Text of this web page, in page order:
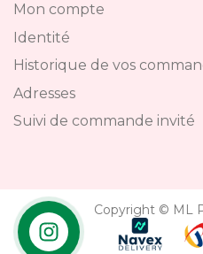
Mon compte
Identité
Historique de vos
Adresses
Suivi de commande invité
Copyright © ML